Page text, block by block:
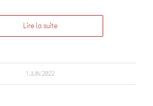
Lire la suite
1 JUIN 2022